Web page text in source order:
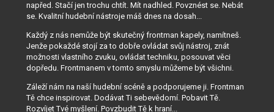
napřed. Stačí jen trochu chtít. Mít nadhled. Povznést se. Nebát
se. Kvalitní hudební nástroje máš dnes na dosah...
Každý z nás nemůže být skutečný frontman kapely, namítneš.
Jenže pokaždé stojí za to dobře ovládat svůj nástroj, znát
možnosti vlastního zvuku, ovládat techniku, posouvat věci
dopředu. Frontmanem v tomto smyslu můžeme být všichni.
Záleží nám na naší hudební scéně a podporujeme ji. Frontman
Tě chce inspirovat. Dodávat Ti sebevědomí. Pobavit Tě.
Rozvíjet Tvé myšlení. Povzbudit Tě k hraní...